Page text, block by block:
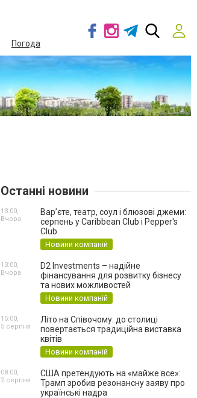
Погода
Останні новини
Вар’єте, театр, соул і блюзові джеми:
серпень у Caribbean Club і Pepper's
Club
Новини компаній
13:00,
Вчора
D2 Investments – надійне
фінансування для розвитку бізнесу
та нових можливостей
Новини компаній
13:00,
Вчора
Літо на Співочому: до столиці
повертається традиційна виставка
квітів
Новини компаній
15:00,
5 серпня
США претендують на «майже все»:
Трамп зробив резонансну заяву про
українські надра
08:00,
2 серпня